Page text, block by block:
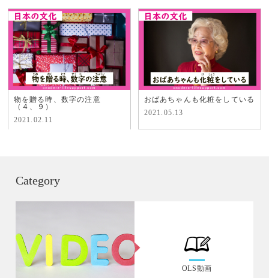
物を贈る時、数字の注意
（４、９）
2021.02.11
おばあちゃんも化粧をしている
2021.05.13
Category
OLS動画